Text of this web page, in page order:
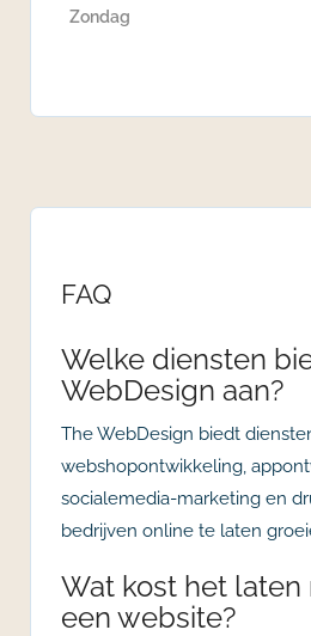
Zondag
FAQ
Welke diensten
WebDesign aan?
The WebDesign biedt
webshopontwikkeling,
socialemedia-marketing en
bedrijven online te laten
Wat kost het laten
een website?